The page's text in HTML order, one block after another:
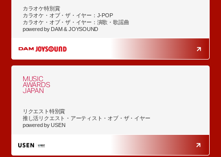
カラオケ特別賞
カラオケ・オブ・ザ・イヤー：J-POP
カラオケ・オブ・ザ・イヤー：演歌・歌謡曲
powered by DAM & JOYSOUND
MUSIC
AWARDS
JAPAN
リクエスト特別賞
推し活リクエスト・アーティスト・オブ・ザ・イヤー
powered by USEN